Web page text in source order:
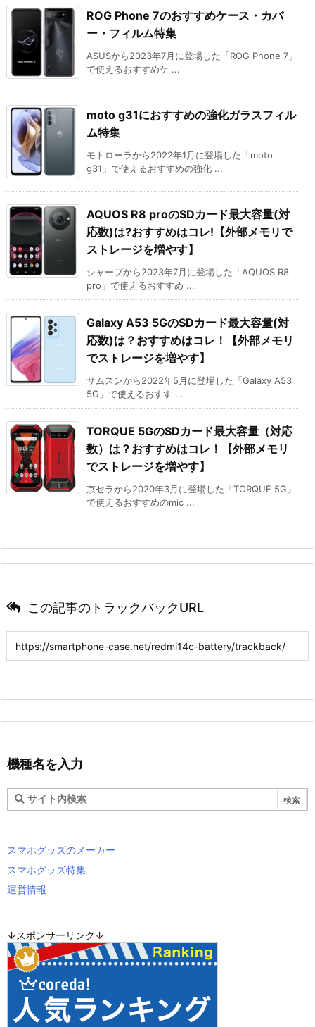
ROG Phone 7のおすすめケース・カバ
ー・フィルム特集
ASUSから2023年7月に登場した「ROG Phone 7」
で使えるおすすめケ ...
moto g31におすすめの強化ガラスフィル
ム特集
モトローラから2022年1月に登場した「moto
g31」で使えるおすすめの強化 ...
AQUOS R8 proのSDカード最大容量(対
応数)は?おすすめはコレ!【外部メモリで
ストレージを増やす】
シャープから2023年7月に登場した「AQUOS R8
pro」で使えるおすすめ ...
Galaxy A53 5GのSDカード最大容量(対
応数)は？おすすめはコレ！【外部メモリ
でストレージを増やす】
サムスンから2022年5月に登場した「Galaxy A53
5G」で使えるおすす ...
TORQUE 5GのSDカード最大容量（対応
数）は？おすすめはコレ！【外部メモリ
でストレージを増やす】
京セラから2020年3月に登場した「TORQUE 5G」
で使えるおすすめのmic ...
この記事のトラックバックURL
機種名を入力
スマホグッズのメーカー
スマホグッズ特集
運営情報
↓スポンサーリンク↓